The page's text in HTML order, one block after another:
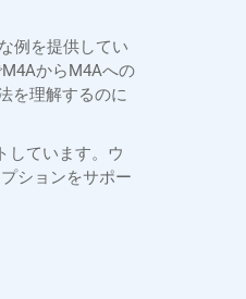
例を提供してい
からM4Aへの
を理解するのに
しています。ウ
ションをサポー